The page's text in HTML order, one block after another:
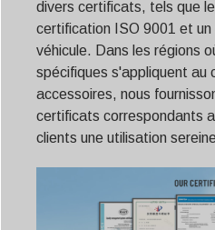
divers certificats, tels que
certification ISO 9001 et
véhicule. Dans les régions
spécifiques s'appliquent au
accessoires, nous
certificats correspondants
clients une utilisation